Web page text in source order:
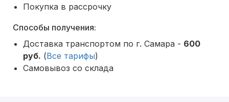
Покупка в рассрочку
Способы получения:
Доставка транспортом по г. Самара - 600
руб. (Все тарифы)
Самовывоз со склада